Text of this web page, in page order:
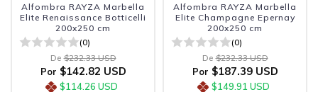
Alfombra RAYZA Marbella
Elite Renaissance Botticelli
200x250 cm
(0)
De $232.33 USD
Por $142.82 USD
$114.26 USD
Alfombra RAYZA Marbella
Elite Champagne Epernay
200x250 cm
(0)
De $232.33 USD
Por $187.39 USD
$149.91 USD